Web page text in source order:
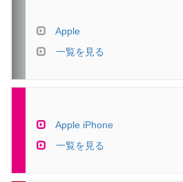
Apple
一覧を見る
Apple iPhone
一覧を見る